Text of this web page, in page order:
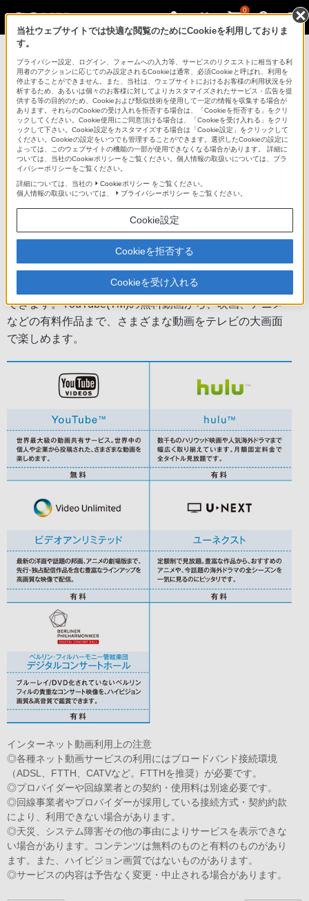
0
ブルーレイディスクプレーヤー／DVDプレー
ヤー
BDP-S380
ブルーレイディスク/DVDプレーヤー BDP-S380
商品の特長 | インターネット動画対応
前へ 次へ
インターネット動画視聴サービス対応
ブロードバンドに接続すれば、ネット動画を手軽に視聴
できます。YouTube(TM)の無料動画から、映画、アニメ
などの有料作品まで、さまざまな動画をテレビの大画面
で楽しめます。
インターネット動画利用上の注意
◎各種ネット動画サービスの利用にはブロードバンド接続環境
（ADSL、FTTH、CATVなど。FTTHを推奨）が必要です。
◎プロバイダーや回線業者との契約・使用料は別途必要です。
◎回線事業者やプロバイダーが採用している接続方式・契約約款
により、利用できない場合があります。
◎天災、システム障害その他の事由によりサービスを表示できな
い場合があります。コンテンツは無料のものと有料のものがあり
ます。また、ハイビジョン画質ではないものがあります。
◎サービスの内容は予告なく変更・中止される場合があります。
当社ウェブサイトでは快適な閲覧のためにCookieを利用しておりま
す。
プライバシー設定、ログイン、フォームへの入力等、サービスのリクエストに相当する利
用者のアクションに応じてのみ設定されるCookieは通常、必須Cookieと呼ばれ、利用を
停止することができません。また、当社は、ウェブサイトにおけるお客様の利用状況を分
析するため、あるいは個々のお客様に対してよりカスタマイズされたサービス・広告を提
供する等の目的のため、Cookieおよび類似技術を使用して一定の情報を収集する場合が
あります。それらのCookieの受け入れを拒否する場合は、「Cookieを拒否する」をクリ
ックしてください。Cookie使用にご同意頂ける場合は、「Cookieを受け入れる」をクリ
ックして下さい。Cookie設定をカスタマイズする場合は「Cookie設定」をクリックして
ください。Cookieの設定をいつでも管理することができます。選択したCookieの設定に
よっては、このウェブサイトの機能の一部が使用できなくなる場合があります。 詳細に
ついては、当社のCookieポリシーをご覧ください。個人情報の取扱いについては、プラ
イバシーポリシーをご覧ください。
詳細については、当社の
Cookieポリシー をご覧ください。
個人情報の取扱いについては、
プライバシーポリシー をご覧ください。
Cookie設定
Cookieを拒否する
Cookieを受け入れる